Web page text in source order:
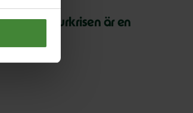
Day: Naturkrisen är en